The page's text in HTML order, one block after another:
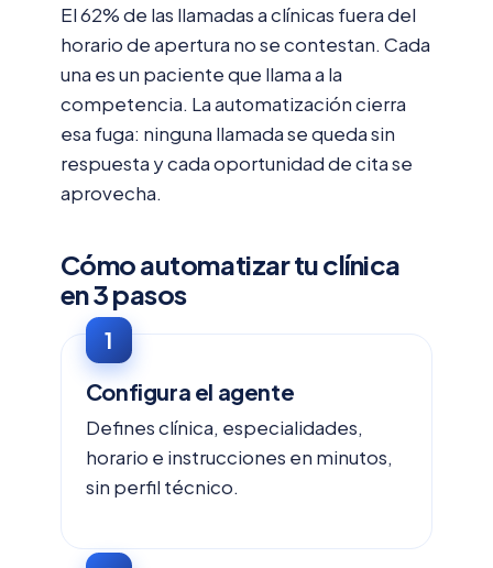
El 62% de las llamadas a clínicas fuera del
horario de apertura no se contestan. Cada
una es un paciente que llama a la
competencia. La automatización cierra
esa fuga: ninguna llamada se queda sin
respuesta y cada oportunidad de cita se
aprovecha.
Cómo automatizar tu clínica
en 3 pasos
Configura el agente
Defines clínica, especialidades,
horario e instrucciones en minutos,
sin perfil técnico.